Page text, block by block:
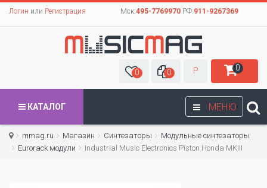
Логин или Регистрация Мск:495-7769970РФ:911-9267369
0 0 Р 0
МЕНЮ
КАТАЛОГ
mmag.ru Магазин Синтезаторы
Модульные синтезаторы
Eurorack модули
Industrial Music Electronics Piston Honda MKIII